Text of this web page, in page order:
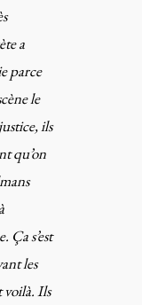
a
parce
le
ils
qu’on
Ça s’est
les
Ils